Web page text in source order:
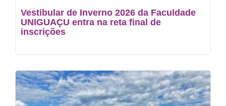
Vestibular de Inverno 2026 da Faculdade
UNIGUAÇU entra na reta final de
inscrições